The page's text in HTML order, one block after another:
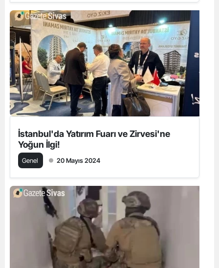
İstanbul'da Yatırım Fuarı ve Zirvesi'ne
Yoğun İlgi!
Genel 20 Mayıs 2024